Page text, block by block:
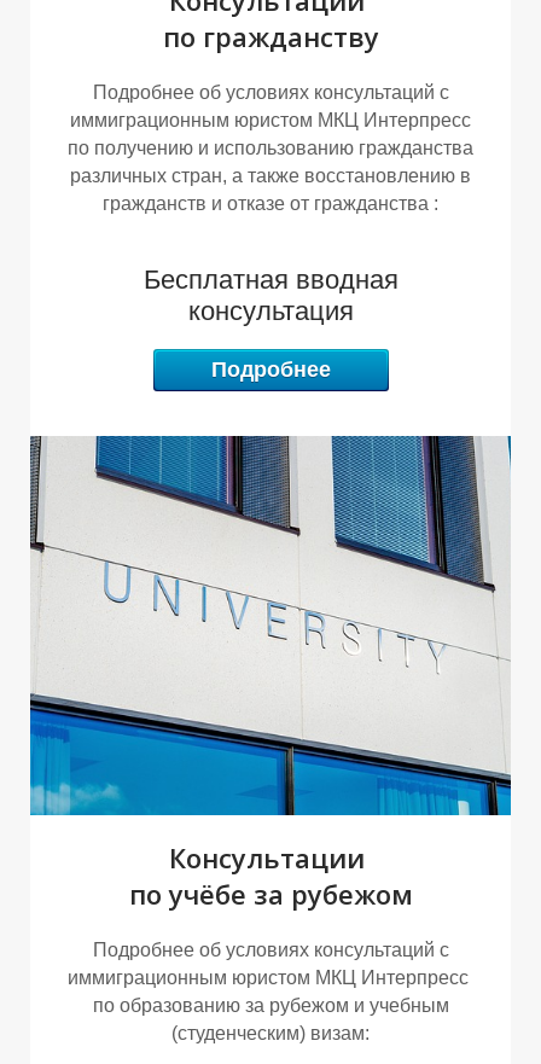
У
С
А
Р
по гражданству
Подробнее об условиях консультаций с
иммиграционным юристом МКЦ Интерпресс
по получению и использованию гражданства
различных стран, а также восстановлению в
гражданств и отказе от гражданства :
Бесплатная вводная
консультация
Подробнее
Консультации
по учёбе за рубежом
Подробнее об условиях консультаций с
иммиграционным юристом МКЦ Интерпресс
по образованию за рубежом и учебным
(студенческим) визам: